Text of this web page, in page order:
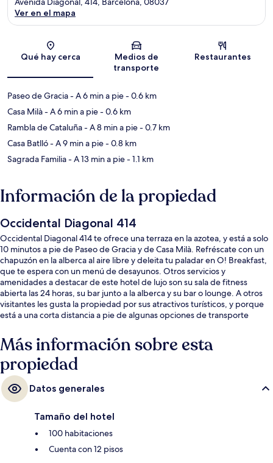
Sección del mapa
Ver en el mapa
Qué hay cerca
Medios de
transporte
Restaurantes
Paseo de Gracia- A 6 min a pie- 0.6 km
Casa Milà- A 6 min a pie- 0.6 km
Rambla de Cataluña- A 8 min a pie- 0.7 km
Casa Batlló- A 9 min a pie- 0.8 km
Sagrada Familia- A 13 min a pie- 1.1 km
Información de la propiedad
Occidental Diagonal 414
Occidental Diagonal 414 te ofrece una terraza en la azotea, y está a solo
10 minutos a pie de Paseo de Gracia y de Casa Milà. Refréscate con un
chapuzón en la alberca al aire libre y deleita tu paladar en O! Breakfast,
que te espera con un menú de desayunos. Otros servicios y
amenidades a destacar de este hotel de lujo son su sala de fitness
abierta las 24 horas, su bar junto a la alberca y su bar o lounge. A otros
visitantes les gusta la propiedad por sus atractivos turísticos, y porque
está a una corta distancia a pie de algunas opciones de transporte
metro Diagonal está a 6 minutos.
Más información sobre esta
propiedad
Datos generales
Tamaño del hotel
100 habitaciones
Cuenta con 12 pisos